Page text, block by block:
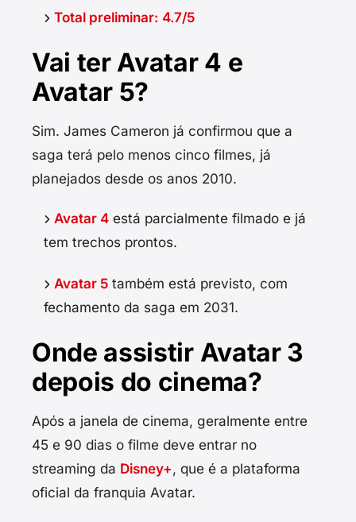
Total preliminar: 4.7/5
Vai ter Avatar 4 e
Avatar 5?
Sim. James Cameron já confirmou que a
saga terá pelo menos cinco filmes, já
planejados desde os anos 2010.
Avatar 4 está parcialmente filmado e já
tem trechos prontos.
Avatar 5 também está previsto, com
fechamento da saga em 2031.
Onde assistir Avatar 3
depois do cinema?
Após a janela de cinema, geralmente entre
45 e 90 dias o filme deve entrar no
streaming da Disney+, que é a plataforma
oficial da franquia Avatar.